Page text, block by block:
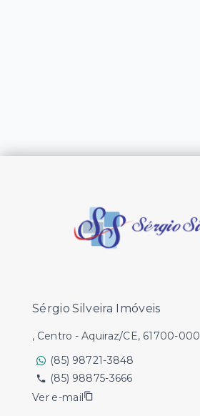
Sérgio Silveira Imóveis
, Centro - Aquiraz/CE, 61700-000
(85) 98721-3848
(85) 98875-3666
Ver e-mail